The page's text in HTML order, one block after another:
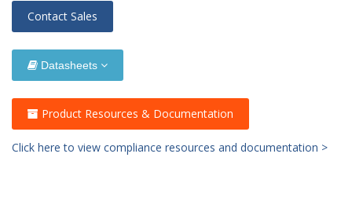
Contact Sales
Datasheets
Product Resources & Documentation
Click here to view compliance resources and documentation >